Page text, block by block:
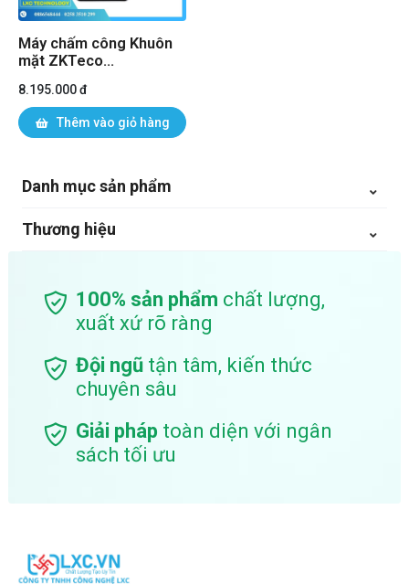
Máy chấm công Khuôn
mặt ZKTeco
hãng
8.195.000 đ
Thêm vào giỏ hàng
Danh mục sản phẩm
Thương hiệu
100% sản phẩm chất lượng,
xuất xứ rõ ràng
Đội ngũ tận tâm, kiến thức
chuyên sâu
Giải pháp toàn diện với ngân
sách tối ưu